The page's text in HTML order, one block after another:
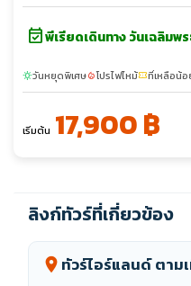
event_availableพีเรียดเดินทาง วันเฉลิมพ
sunnyวันหยุดพิเศษlocal_fire_departmentโปรไฟไหม้confirmation_numberที่เหลือน้อ
เริ่มต้น 17,900 ฿
ลิงก์ทัวร์ที่เกี่ยวข้อง
location_on ทัวร์ไอร์แลนด์ ตาม